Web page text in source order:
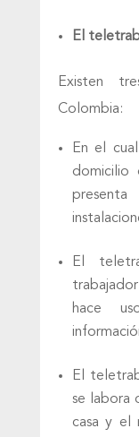
El
Existen
Colombia:
En el
domicilio
El
hace
El
se labora
casa y el